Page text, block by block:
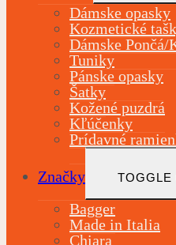
Dámske opasky
Kozmetické
Dámske Pončá/
Tuniky
Pánske opasky
Šatky
Kožené puzdrá
Kľúčenky
Prídavné
Značky TOGGLE
Bagger
Made in Italia
Chiara